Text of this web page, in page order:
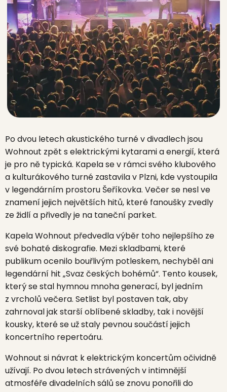
Po dvou letech akustického turné v divadlech jsou
Wohnout zpět s elektrickými kytarami a energií, která
je pro ně typická. Kapela se v rámci svého klubového
a kulturákového turné zastavila v Plzni, kde vystoupila
v legendárním prostoru Šeříkovka. Večer se nesl ve
znamení jejich největších hitů, které fanoušky zvedly
ze židlí a přivedly je na taneční parket.
Kapela Wohnout předvedla výběr toho nejlepšího ze
své bohaté diskografie. Mezi skladbami, které
publikum ocenilo bouřlivým potleskem, nechyběl ani
legendární hit „Svaz českých bohémů“. Tento kousek,
který se stal hymnou mnoha generací, byl jedním
z vrcholů večera. Setlist byl postaven tak, aby
zahrnoval jak starší oblíbené skladby, tak i novější
kousky, které se už staly pevnou součástí jejich
koncertního repertoáru.
Wohnout si návrat k elektrickým koncertům očividně
užívají. Po dvou letech strávených v intimnější
atmosféře divadelních sálů se znovu ponořili do